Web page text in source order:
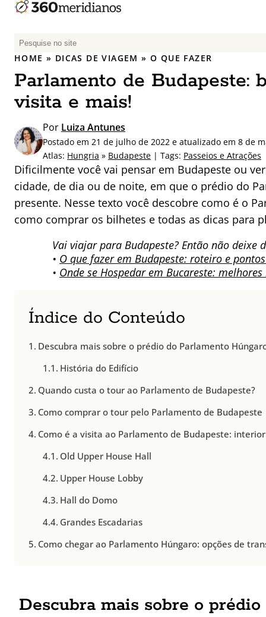
P
e
q
u
a
r
p
o
:
HOME » DICAS DE VIAGEM »O QUE FAZER
Parlamento de Budapeste:
visita e mais!
Por Luiza Antunes
Postado em 21 de julho de 2022 e atualizado em 8 de
Atlas: Hungria » Budapeste | Tags: Passeios e Atrações
Dificilmente você vai pensar em Budapeste ou
cidade, de dia ou de noite, em que o prédio do
presente. Nesse texto você descobre como é o
como comprar os bilhetes e todas as dicas para
Vai viajar para Budapeste? Então não deixe
• O que fazer em Budapeste: roteiro e
• Onde se Hospedar em Bucareste:
Índice do Conteúdo
Descubra mais sobre o prédio do Parlamento
História do Edifício
Quando custa o tour ao Parlamento de Budapeste?
Como comprar o tour pelo Parlamento de Budapeste
Como é a visita ao Parlamento de Budapeste:
Old Upper House Hall
Upper House Lobby
Hall do Domo
Grandes Escadarias
Como chegar ao Parlamento Húngaro: opções de
Descubra mais sobre o